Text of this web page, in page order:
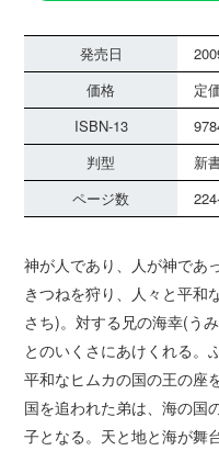
発売日
価格
定
ISBN-13
判型
新
ページ数
神が人であり、人が神で
きつねを狩り、人々と平和
さち)。対する兄の海幸(う
とのいくさにあけくれる。
平和なヒムカの国の王の座
国を追われた弟は、海の国
子となる。天と地と海が舞